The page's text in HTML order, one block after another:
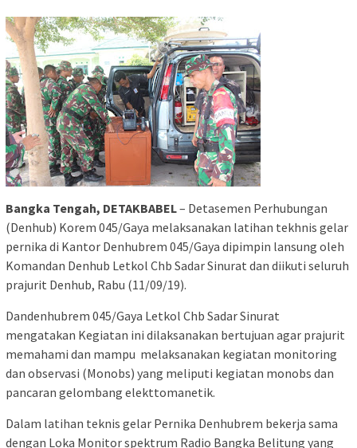
Bangka Tengah, DETAKBABEL– Detasemen Perhubungan
(Denhub) Korem 045/Gaya melaksanakan latihan tekhnis gelar
pernika di Kantor Denhubrem 045/Gaya dipimpin lansung oleh
Komandan Denhub Letkol Chb Sadar Sinurat dan diikuti seluruh
prajurit Denhub, Rabu (11/09/19).
Dandenhubrem 045/Gaya Letkol Chb Sadar Sinurat
mengatakan Kegiatan ini dilaksanakan bertujuan agar prajurit
memahami dan mampu melaksanakan kegiatan monitoring
dan observasi (Monobs) yang meliputi kegiatan monobs dan
pancaran gelombang elekttomanetik.
Dalam latihan teknis gelar Pernika Denhubrem bekerja sama
dengan Loka Monitor spektrum Radio Bangka Belitung yang